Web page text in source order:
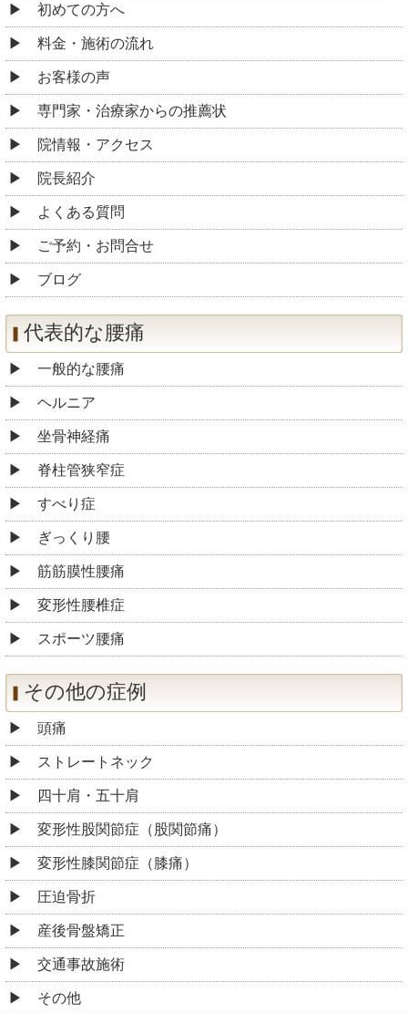
初めての方へ
料金・施術の流れ
お客様の声
専門家・治療家からの推薦状
院情報・アクセス
院長紹介
よくある質問
ご予約・お問合せ
ブログ
代表的な腰痛
一般的な腰痛
ヘルニア
坐骨神経痛
脊柱管狭窄症
すべり症
ぎっくり腰
筋筋膜性腰痛
変形性腰椎症
スポーツ腰痛
その他の症例
頭痛
ストレートネック
四十肩・五十肩
変形性股関節症（股関節痛）
変形性膝関節症（膝痛）
圧迫骨折
産後骨盤矯正
交通事故施術
その他